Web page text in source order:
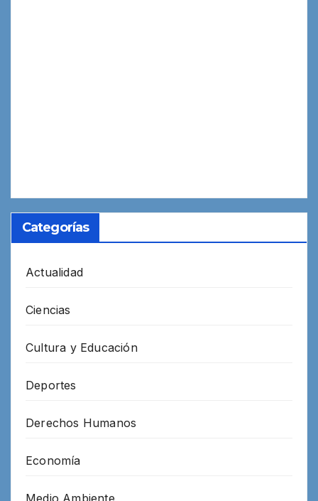
Categorías
Actualidad
Ciencias
Cultura y Educación
Deportes
Derechos Humanos
Economía